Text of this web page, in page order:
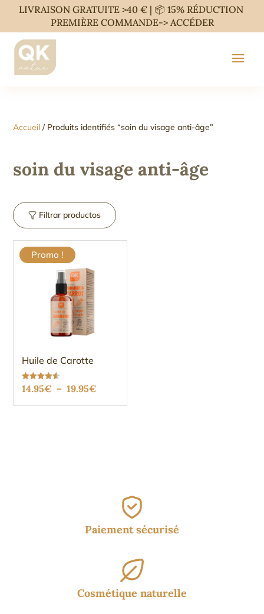
LIVRAISON GRATUITE >40 € | 📦 15% RÉDUCTION
PREMIÈRE COMMANDE-> ACCÉDER
Accueil / Produits identifiés “soin du visage anti-âge”
soin du visage anti-âge
Filtrar productos
Promo !
Huile de Carotte
Note
4.56
14.95€ – 19.95€
de
Paiement sécurisé
Cosmétique naturelle